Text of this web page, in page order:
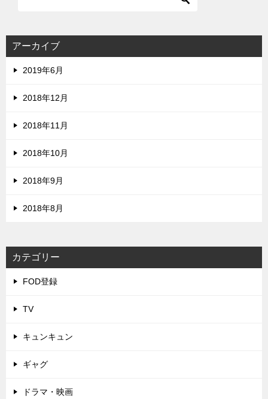
アーカイブ
2019年6月
2018年12月
2018年11月
2018年10月
2018年9月
2018年8月
カテゴリー
FOD登録
TV
キュンキュン
ギャグ
ドラマ・映画